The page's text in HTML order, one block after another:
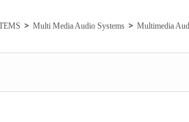
Multi Media Audio Systems Multimedia